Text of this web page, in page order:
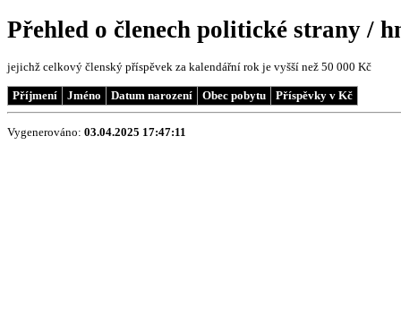
Přehled o členech politické strany /
jejichž celkový členský příspěvek za kalendářní rok je vyšší než 50 000 Kč
Příjmení Jméno Datum narození Obec pobytu Příspěvky v Kč
Vygenerováno: 03.04.2025 17:47:11